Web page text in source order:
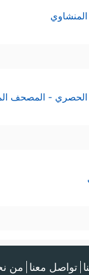
الحصري - المصحف
تواصل معنا من